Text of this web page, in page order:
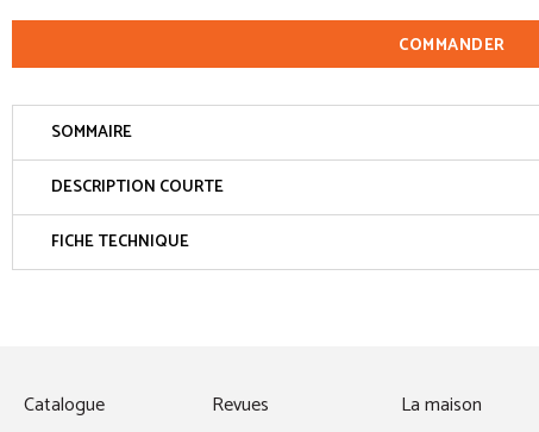
COMMANDER
SOMMAIRE
DESCRIPTION COURTE
FICHE TECHNIQUE
Catalogue Revues La maison